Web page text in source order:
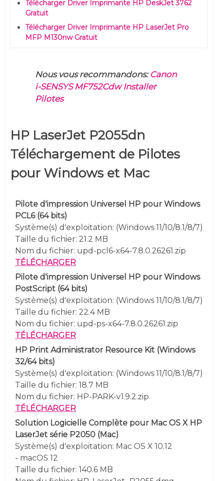
Télécharger Driver Imprimante HP DeskJet 3762
Gratuit
Télécharger Driver Imprimante HP LaserJet Pro
MFP M130nw Gratuit
Nous vous recommandons: Canon
i-SENSYS MF752Cdw Installer
Pilotes
HP LaserJet P2055dn
Téléchargement de Pilotes
pour Windows et Mac
Pilote d'impression Universel HP pour Windows
PCL6 (64 bits)
Système(s) d'exploitation: (Windows 11/10/8.1/8/7)
Taille du fichier: 21.2 MB
Nom du fichier: upd-pcl6-x64-7.8.0.26261.zip
TÉLÉCHARGER
Pilote d'impression Universel HP pour Windows
PostScript (64 bits)
Système(s) d'exploitation: (Windows 11/10/8.1/8/7)
Taille du fichier: 22.4 MB
Nom du fichier: upd-ps-x64-7.8.0.26261.zip
TÉLÉCHARGER
HP Print Administrator Resource Kit (Windows
32/64 bits)
Système(s) d'exploitation: (Windows 11/10/8.1/8/7)
Taille du fichier: 18.7 MB
Nom du fichier: HP-PARK-v1.9.2.zip
TÉLÉCHARGER
Solution Logicielle Complète pour Mac OS X HP
LaserJet série P2050 (Mac)
Système(s) d'exploitation: Mac OS X 10.12
- macOS 12
Taille du fichier: 140.6 MB